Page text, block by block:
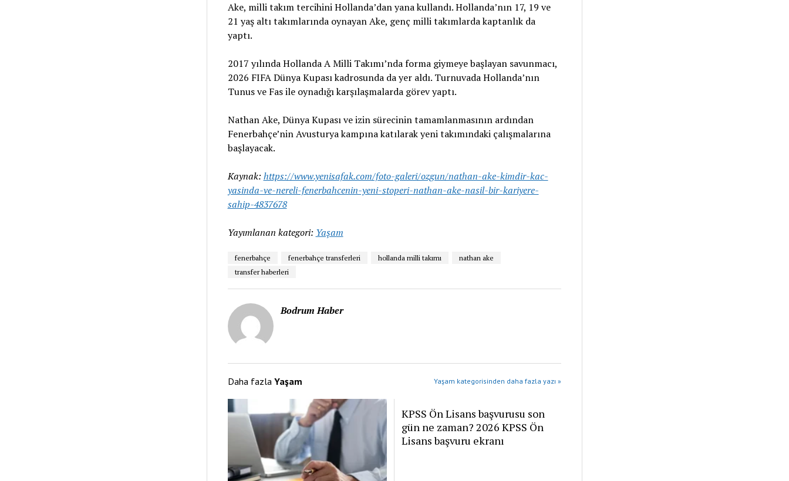
Ake, milli takım tercihini Hollanda’dan yana kullandı. Hollanda’nın 17, 19 ve
21 yaş altı takımlarında oynayan Ake, genç milli takımlarda kaptanlık da
yaptı.
2017 yılında Hollanda A Milli Takımı’nda forma giymeye başlayan savunmacı,
2026 FIFA Dünya Kupası kadrosunda da yer aldı. Turnuvada Hollanda’nın
Tunus ve Fas ile oynadığı karşılaşmalarda görev yaptı.
Nathan Ake, Dünya Kupası ve izin sürecinin tamamlanmasının ardından
Fenerbahçe’nin Avusturya kampına katılarak yeni takımındaki çalışmalarına
başlayacak.
Kaynak: https://www.yenisafak.com/foto-galeri/ozgun/nathan-ake-kimdir-kac-
yasinda-ve-nereli-fenerbahcenin-yeni-stoperi-nathan-ake-nasil-bir-kariyere-
sahip-4837678
Yayımlanan kategori: Yaşam
fenerbahçe fenerbahçe transferleri hollanda milli takımı
nathan ake
transfer haberleri
Bodrum Haber
Daha fazla Yaşam Yaşam kategorisinden daha fazla yazı »
KPSS Ön Lisans başvurusu son
gün ne zaman? 2026 KPSS Ön
Lisans başvuru ekranı